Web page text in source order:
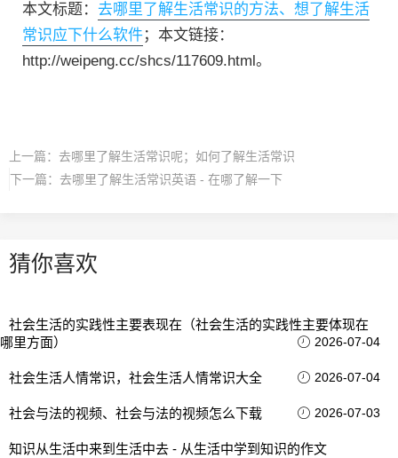
本文标题： 去哪里了解生活常识的方法、想了解生活
常识应下什么软件；本文链接：
http://weipeng.cc/shcs/117609.html。
上一篇： 去哪里了解生活常识呢；如何了解生活常识
下一篇： 去哪里了解生活常识英语 - 在哪了解一下
猜你喜欢
社会生活的实践性主要表现在（社会生活的实践性主要体现在
哪里方面）
2026-07-04
社会生活人情常识，社会生活人情常识大全 2026-07-04
社会与法的视频、社会与法的视频怎么下载 2026-07-03
知识从生活中来到生活中去 - 从生活中学到知识的作文